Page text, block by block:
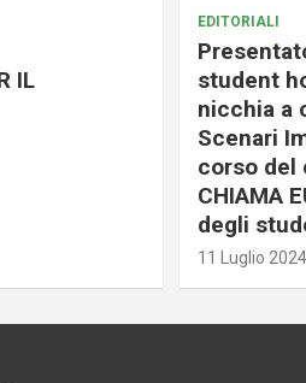
IL
EDITORIALI
student
nicchia a
Scenari
corso del
CHIAMA
degli
11 Luglio 2024